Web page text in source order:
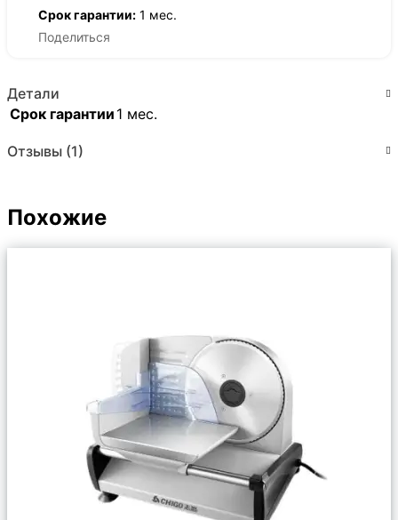
Срок гарантии: 1 мес.
Поделиться
Детали
Срок гарантии 1 мес.
Отзывы (1)
Похожие